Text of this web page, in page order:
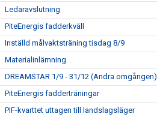
Ledaravslutning
PiteEnergis fadderkväll
Inställd målvaktsträning tisdag 8/9
Materialinlämning
DREAMSTAR 1/9 - 31/12 (Andra omgången)
PiteEnergis fadderträningar
PIF-kvarttet uttagen till landslagsläger